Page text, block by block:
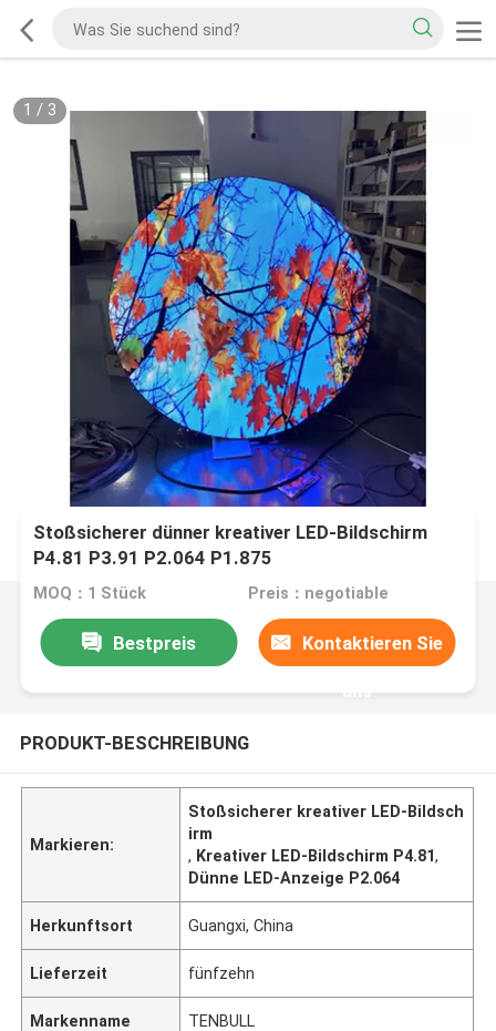
1 / 3
Stoßsicherer dünner kreativer LED-Bildschirm
P4.81 P3.91 P2.064 P1.875
MOQ：1 Stück Preis：negotiable
Bestpreis Kontaktieren Sie
uns
PRODUKT-BESCHREIBUNG
Markieren:
Stoßsicherer kreativer LED-Bildsch
irm
, Kreativer LED-Bildschirm P4.81,
Dünne LED-Anzeige P2.064
Herkunftsort Guangxi, China
Lieferzeit fünfzehn
Markenname TENBULL